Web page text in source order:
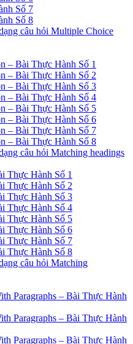
Số 7
Số 8
câu hỏi Multiple Choice
– Bài Thực Hành Số 1
– Bài Thực Hành Số 2
– Bài Thực Hành Số 3
– Bài Thực Hành Số 4
– Bài Thực Hành Số 5
– Bài Thực Hành Số 6
– Bài Thực Hành Số 7
– Bài Thực Hành Số 8
câu hỏi Matching headings
Thực Hành Số 1
Thực Hành Số 2
Thực Hành Số 3
Thực Hành Số 4
Thực Hành Số 5
Thực Hành Số 6
Thực Hành Số 7
Thực Hành Số 8
câu hỏi Matching
Paragraphs – Bài Thực Hành
Paragraphs – Bài Thực Hành
Paragraphs – Bài Thực Hành